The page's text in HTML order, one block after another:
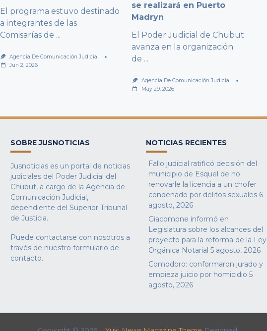
El programa estuvo destinado
a integrantes de las
Comisarías de ...
Agencia De Comunicación Judicial
Jun 2, 2026
se realizará en Puerto
Madryn
El Poder Judicial de Chubut
avanza en la organización
de ...
Agencia De Comunicación Judicial
May 29, 2026
SOBRE JUSNOTICIAS
Jusnoticias es un portal de noticias
judiciales del Poder Judicial del
Chubut, a cargo de la Agencia de
Comunicación Judicial,
dependiente del Superior Tribunal
de Justicia.
Puede contactarse con nosotros a
través de nuestro formulario de
contacto.
NOTICIAS RECIENTES
Fallo judicial ratificó decisión del
municipio de Esquel de no
renovarle la licencia a un chofer
condenado por delitos sexuales 6
agosto, 2026
Giacomone informó en
Legislatura sobre los alcances del
proyecto para la reforma de la Ley
Orgánica Notarial 5 agosto, 2026
Comodoro: conformaron jurado y
empieza juicio por homicidio 5
agosto, 2026